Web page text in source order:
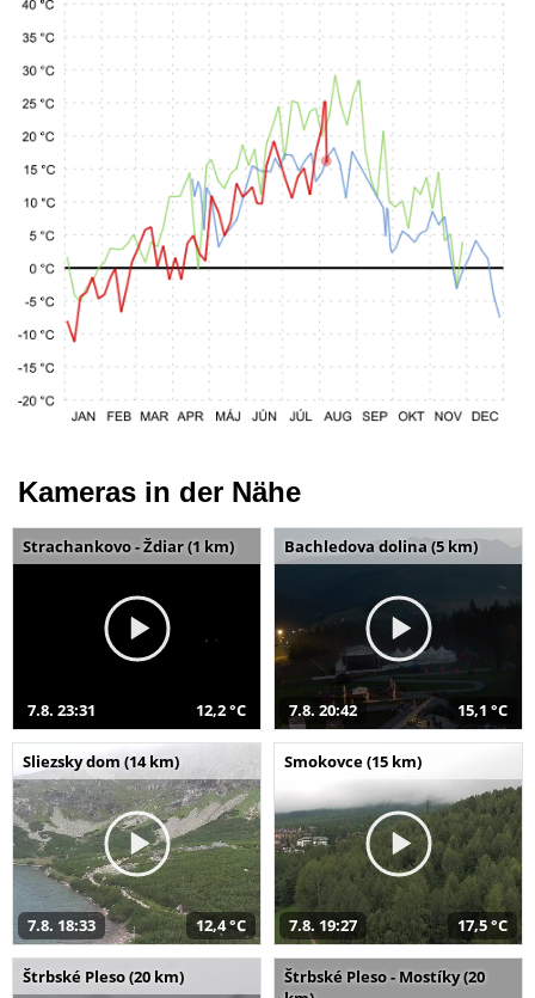
Kameras in der Nähe
Strachankovo - Ždiar (1 km)
7.8. 23:31 12,2 °C
Bachledova dolina (5 km)
7.8. 20:42 15,1 °C
Sliezsky dom (14 km)
7.8. 18:33 12,4 °C
Smokovce (15 km)
7.8. 19:27 17,5 °C
Štrbské Pleso (20 km)
Štrbské Pleso - Mostíky (20